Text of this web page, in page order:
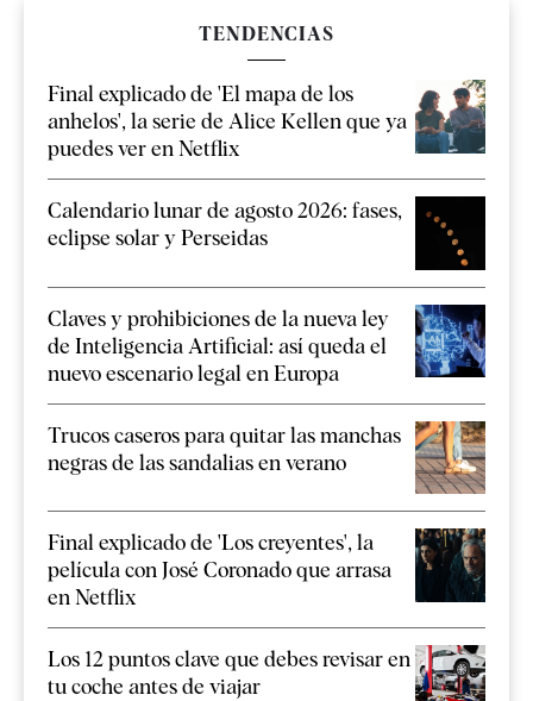
TENDENCIAS
Final explicado de 'El mapa de los
anhelos', la serie de Alice Kellen que ya
puedes ver en Netflix
Calendario lunar de agosto 2026: fases,
eclipse solar y Perseidas
Claves y prohibiciones de la nueva ley
de Inteligencia Artificial: así queda el
nuevo escenario legal en Europa
Trucos caseros para quitar las manchas
negras de las sandalias en verano
Final explicado de 'Los creyentes', la
película con José Coronado que arrasa
en Netflix
Los 12 puntos clave que debes revisar en
tu coche antes de viajar